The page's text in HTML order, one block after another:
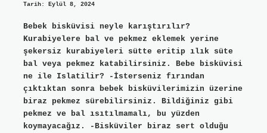
Tarih: Eylül 8, 2024
Bebek bisküvisi neyle karıştırılır?
Kurabiyelere bal ve pekmez eklemek yerine
şekersiz kurabiyeleri sütte eritip ılık süte
bal veya pekmez katabilirsiniz. Bebe bisküvisi
ne ile Islatilir? -İsterseniz fırından
çıktıktan sonra bebek bisküvilerimizin üzerine
biraz pekmez sürebilirsiniz. Bildiğiniz gibi
pekmez ve bal ısıtılmamalı, bu yüzden
koymayacağız. -Bisküviler biraz sert olduğu